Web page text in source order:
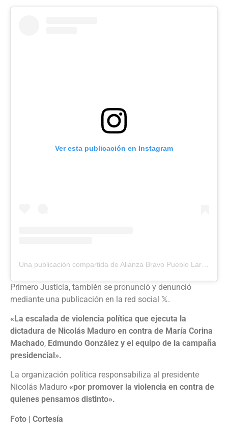
Ver esta publicación en Instagram
Primero Justicia, también se pronunció y denunció
mediante una publicación en la red social 𝕏.
«La escalada de violencia política que ejecuta la
dictadura de Nicolás Maduro en contra de María Corina
Machado, Edmundo González y el equipo de la campaña
presidencial».
La organización política responsabiliza al presidente
Nicolás Maduro «por promover la violencia en contra de
quienes pensamos distinto».
Foto | Cortesía